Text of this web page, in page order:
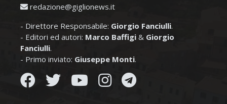
redazione@giglionews.it
- Direttore Responsabile: Giorgio Fanciulli.
- Editori ed autori: Marco Baffigi & Giorgio
Fanciulli.
- Primo inviato: Giuseppe Monti.